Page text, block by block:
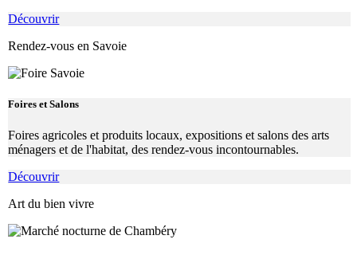
Découvrir
Rendez-vous en Savoie
Foires et Salons
Foires agricoles et produits locaux, expositions et salons des arts
ménagers et de l'habitat, des rendez-vous incontournables.
Découvrir
Art du bien vivre